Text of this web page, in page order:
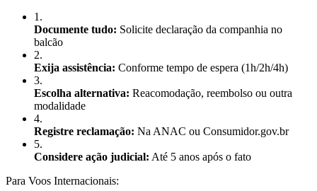
1 .
Documente tudo: Solicite declaração da companhia no
balcão
2.
Exija assistência: Conforme tempo de espera (1h/2h/4h)
3.
Escolha alternativa: Reacomodação, reembolso ou outra
modalidade
4.
Registre reclamação: Na ANAC ou Consumidor.gov.br
5.
Considere ação judicial: Até 5 anos após o fato
Para Voos Internacionais: